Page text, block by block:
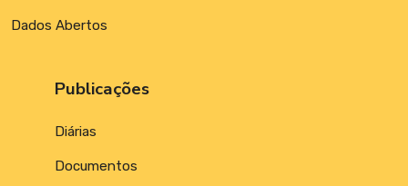
Dados Abertos
Publicações
Diárias
Documentos